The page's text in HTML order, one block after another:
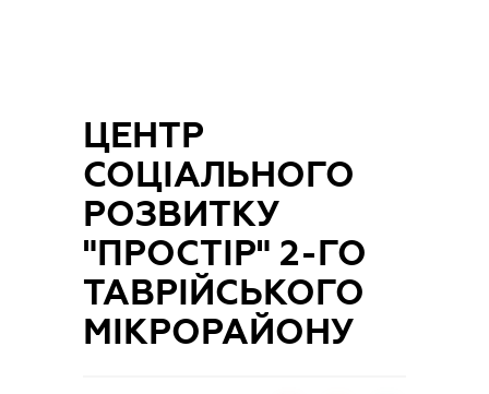
ЦЕНТР
СОЦІАЛЬНОГО
РОЗВИТКУ
"ПРОСТІР" 2-ГО
ТАВРІЙСЬКОГО
МІКРОРАЙОНУ